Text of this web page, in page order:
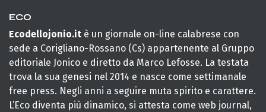
ECO
Ecodellojonio.it è un giornale on-line calabrese con
sede a Corigliano-Rossano (Cs) appartenente al Gruppo
editoriale Jonico e diretto da Marco Lefosse. La testata
trova la sua genesi nel 2014 e nasce come settimanale
free press. Negli anni a seguire muta spirito e carattere.
L’Eco diventa più dinamico, si attesta come web journal,